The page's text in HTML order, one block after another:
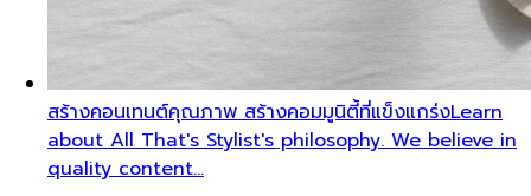
สร้างคอนเทนต์คุณภาพ สร้างคอมมูนิตี้ที่แข็งแกร่งLearn
about All That's Stylist's philosophy. We believe in
quality content…